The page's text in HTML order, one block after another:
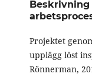
Projektet
upplägg löst
Rönnerman,